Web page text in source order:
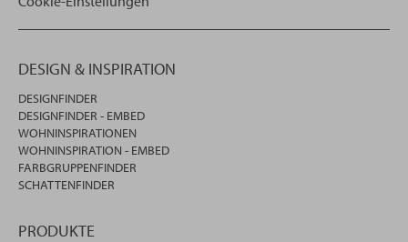
DESIGN & INSPIRATION
DESIGNFINDER
DESIGNFINDER - EMBED
WOHNINSPIRATIONEN
WOHNINSPIRATION - EMBED
FARBGRUPPENFINDER
SCHATTENFINDER
PRODUKTE